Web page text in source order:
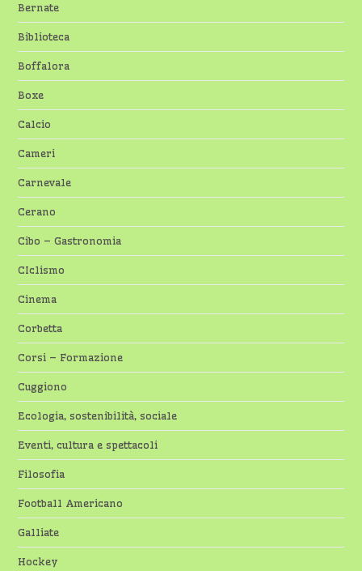
Bernate
Biblioteca
Boffalora
Boxe
Calcio
Cameri
Carnevale
Cerano
Cibo – Gastronomia
CIclismo
Cinema
Corbetta
Corsi – Formazione
Cuggiono
Ecologia, sostenibilità, sociale
Eventi, cultura e spettacoli
Filosofia
Football Americano
Galliate
Hockey